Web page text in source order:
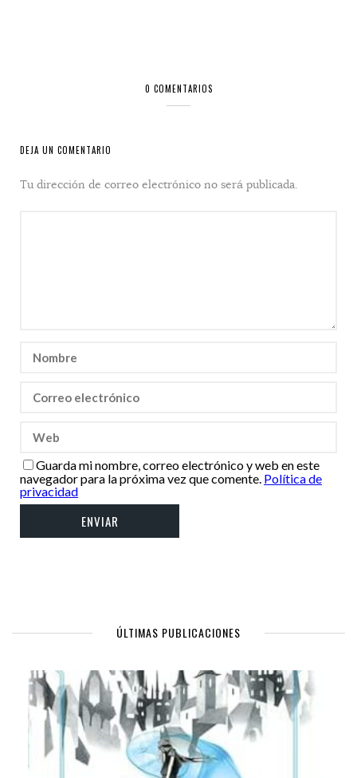
0 COMENTARIOS
DEJA UN COMENTARIO
Tu dirección de correo electrónico no será publicada.
Guarda mi nombre, correo electrónico y web en este
navegador para la próxima vez que comente. Política de
privacidad
ÚLTIMAS PUBLICACIONES